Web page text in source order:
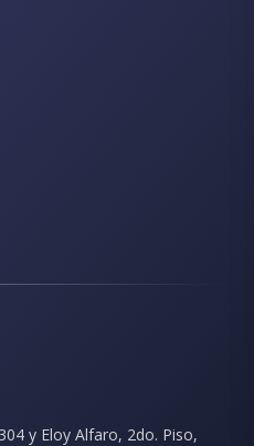
y Eloy Alfaro, 2do. Piso,